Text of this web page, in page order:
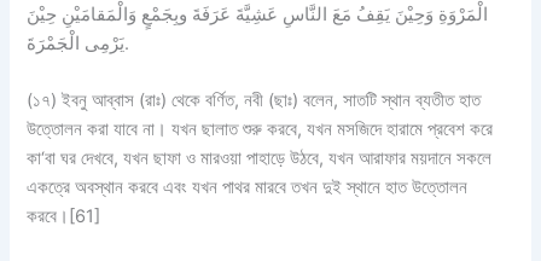
الْمَرْوَةِ وَحِيْنَ يَقِفُ مَعَ النَّاسِ عَشِيَّةَ عَرَفَةَ وبِجَمْعٍ وَالْمَقامَيْنِ حِيْنَ
يَرْمِى الْجَمْرَةَ.
(১৭) ইবনু আব্বাস (রাঃ) থেকে বর্ণিত, নবী (ছাঃ) বলেন, সাতটি স্থান ব্যতীত হাত
উত্তোলন করা যাবে না। যখন ছালাত শুরু করবে, যখন মসজিদে হারামে প্রবেশ করে
কা‘বা ঘর দেখবে, যখন ছাফা ও মারওয়া পাহাড়ে উঠবে, যখন আরাফার ময়দানে সকলে
একত্রে অবস্থান করবে এবং যখন পাথর মারবে তখন দুই স্থানে হাত উত্তোলন
করবে।[61]